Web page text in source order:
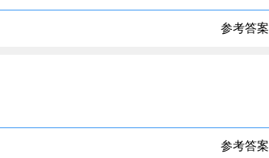
参考答案
参考答案